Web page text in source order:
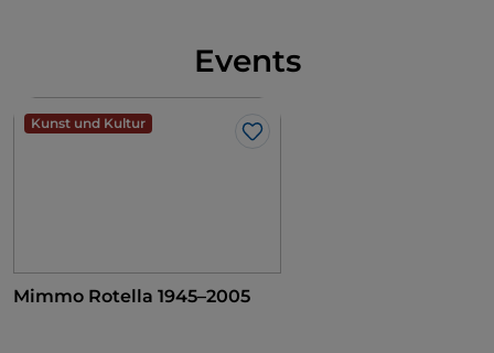
Events
Kunst und Kultur
Like
Mimmo Rotella 1945–2005